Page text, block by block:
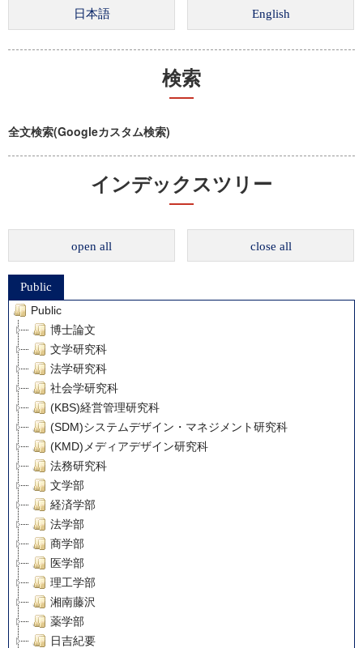
検索
全文検索(Googleカスタム検索)
インデックスツリー
open all close all
Public
Public
博士論文
文学研究科
法学研究科
社会学研究科
(KBS)経営管理研究科
(SDM)システムデザイン・マネジメント研究科
(KMD)メディアデザイン研究科
法務研究科
文学部
経済学部
法学部
商学部
医学部
理工学部
湘南藤沢
薬学部
日吉紀要